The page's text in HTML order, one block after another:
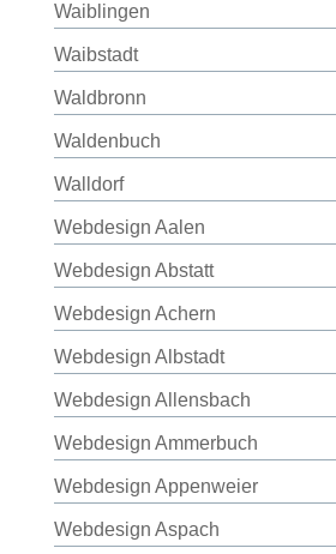
Waiblingen
Waibstadt
Waldbronn
Waldenbuch
Walldorf
Webdesign Aalen
Webdesign Abstatt
Webdesign Achern
Webdesign Albstadt
Webdesign Allensbach
Webdesign Ammerbuch
Webdesign Appenweier
Webdesign Aspach